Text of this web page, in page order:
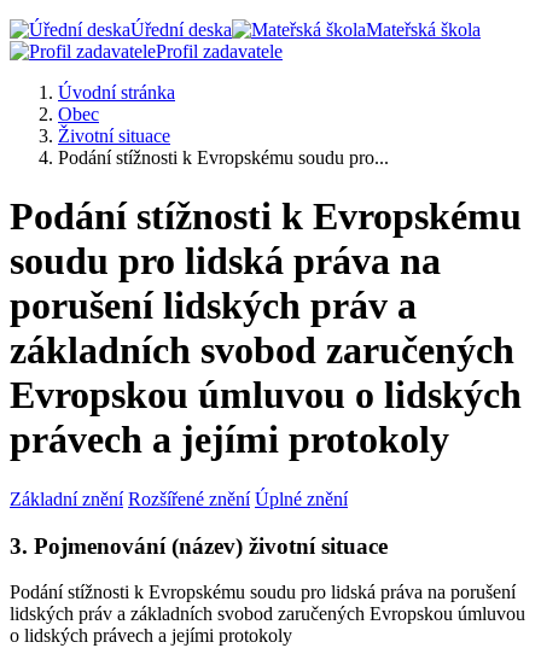
Úřední deska
Mateřská škola
Profil zadavatele
Úvodní stránka
Obec
Životní situace
Podání stížnosti k Evropskému soudu pro...
Podání stížnosti k Evropskému
soudu pro lidská práva na
porušení lidských práv a
základních svobod zaručených
Evropskou úmluvou o lidských
právech a jejími protokoly
Základní znění Rozšířené znění Úplné znění
3. Pojmenování (název) životní situace
Podání stížnosti k Evropskému soudu pro lidská práva na porušení
lidských práv a základních svobod zaručených Evropskou úmluvou
o lidských právech a jejími protokoly